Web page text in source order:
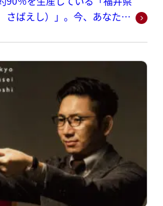
ばえし）」。今、あなたが
ネかもしれません。今回は、
鏡産業が根づき、世界的なブ
たのでしょうか。その理由を
点から紐解いていきます。